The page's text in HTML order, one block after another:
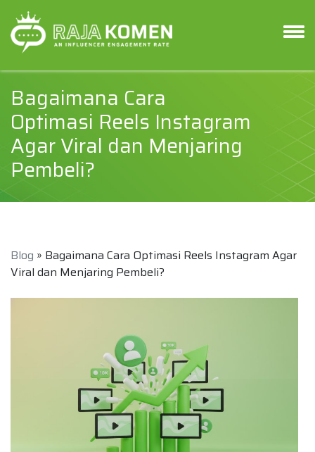
Bagaimana Cara
Optimasi Reels Instagram
Agar Viral dan Menjaring
Pembeli?
Blog » Bagaimana Cara Optimasi Reels Instagram Agar
Viral dan Menjaring Pembeli?